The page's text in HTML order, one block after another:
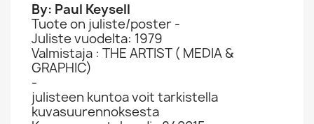
By: Paul Keysell
Tuote on juliste/poster -
Juliste vuodelta: 1979
Valmistaja : THE ARTIST ( MEDIA &
GRAPHIC)
-
julisteen kuntoa voit tarkistella
kuvasuurennoksesta